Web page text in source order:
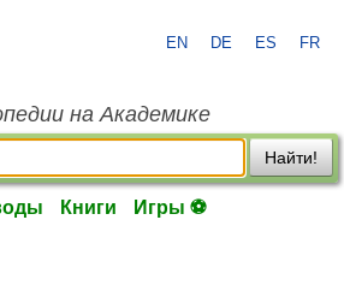
EN DE ES FR
на Академике
Найти!
Книги Игры ⚽